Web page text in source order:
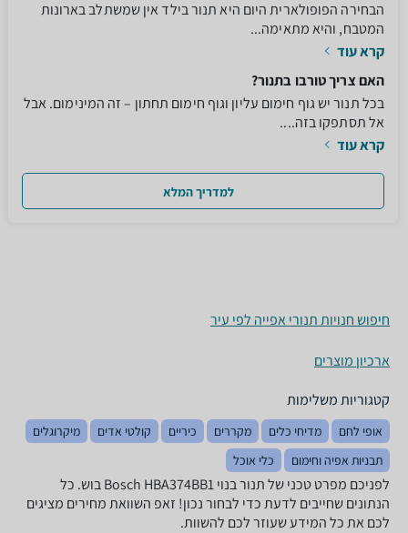
הבחירה הפופולארית היום היא תנור בילד אין שמשתלב בארונות
המטבח, והיא מתאימה...
קרא עוד
האם צריך טורבו בתנור?
בכל תנור יש גוף חימום עליון וגוף חימום תחתון – זה המינימום. אבל
אל תסתפקו בזה....
קרא עוד
למדריך המלא
חיפוש חנויות תנורי אפייה לפי עיר
ארכיון מוצרים
קטגוריות משלימות
אופי לחם מדיחי כלים מקררים כיריים קולטי אדים
מיקרוגלים
תבניות אפיה וחימום
כלי אוכל
לפניכם מפרט טכני של ‏תנור בנוי Bosch HBA374BB1 בוש. כל
הנתונים שחייבים לדעת כדי לבחור נכון! זאפ השוואת מחירים מציגים
לכם את כל המידע שעוזר לכם להשוות.